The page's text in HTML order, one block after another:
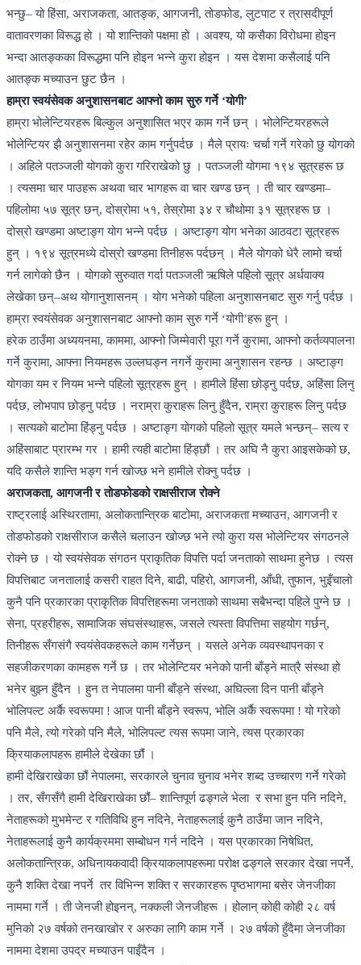
भन्छु– यो हिंसा, अराजकता, आतङ्क, आगजनी, तोडफोड, लुटपाट र त्रासदीपूर्ण
वातावरणका विरूद्ध हो । यो शान्तिको पक्षमा हो । अवश्य, यो कसैका विरोधमा होइन
भन्दा आतङ्कका विरूद्धमा पनि होइन भन्ने कुरा होइन । यस देशमा कसैलाई पनि
आतङ्क मच्याउन छुट छैन ।
हाम्रा स्वयंसेवक अनुशासनबाट आफ्नो काम सुरु गर्ने ‘योगी’
हाम्रा भोलेन्टियरहरू बिल्कुल अनुशासित भएर काम गर्ने छन् । भोलेन्टियरहरूले
भोलेन्टियर झै अनुशासनमा रहेर काम गर्नुपर्दछ । मैले प्रायः चर्चा गर्ने गरेको छु योगको
। अहिले पतञ्जली योगको कुरा गरिराखेको छु । पतञ्जली योगमा १९४ सूत्रहरू छ
। त्यसमा चार पाउहरू अथवा चार भागहरू वा चार खण्ड छन् । ती चार खण्डमा–
पहिलोमा ५७ सूत्र छन्, दोस्रोमा ५१, तेस्रोमा ३४ र चौथोमा ३१ सूत्रहरू छ ।
दोस्रो खण्डमा अष्टाङ्ग योग भन्ने पर्दछ । अष्टाङ्ग योग भनेका आठवटा सूत्रहरू
हुन् । १९४ सूत्रमध्ये दोस्रो खण्डमा तिनीहरू पर्दछन् । मैले योगको धेरै लामो चर्चा
गर्न लागेको छैन । योगको सुरुवात गर्दा पतञ्जली ऋषिले पहिलो सूत्र अर्धवाक्य
लेखेका छन्–अथ योगानुशासनम् । योग भनेको पहिला अनुशासनबाट सुरु गर्नु पर्दछ ।
हाम्रा स्वयंसेवक अनुशासनबाट आफ्नो काम सुरु गर्ने ‘योगी’हरू हुन् ।
हरेक ठाउँमा अध्ययनमा, काममा, आफ्नो जिम्मेवारी पूरा गर्ने कुरामा, आफ्नो कर्तव्यपालना
गर्ने कुरामा, आफ्ना नियमहरू उल्लघङ्न नगर्ने कुरामा अनुशासन रहन्छ । अष्टाङ्ग
योगका यम र नियम भन्ने पहिलो सूत्रहरू हुन् । हामीले हिंसा छोड्नु पर्दछ, अहिंसा लिनु
पर्दछ, लोभपाप छोड्नु पर्दछ । नराम्रा कुराहरू लिनु हुँदैन, राम्रा कुराहरू लिनु पर्दछ
। सत्यको बाटोमा हिंड्नु पर्दछ । अष्टाङ्ग योगको पहिलो सूत्र यमले भन्छन्– सत्य र
अहिंसाबाट प्रारम्भ गर । हामी त्यही बाटोमा हिंड्छौं । तर अघि नै कुरा आइसकेको छ,
यदि कसैले शान्ति भङ्ग गर्न खोज्छ भने हामीले रोक्नु पर्दछ ।
अराजकता, आगजनी र तोडफोडको राक्षसीराज रोक्ने
राष्ट्रलाई अस्थिरतामा, अलोकतान्त्रिक बाटोमा, अराजकता मच्याउन, आगजनी र
तोडफोडको राक्षसीराज कसैले चलाउन खोज्छ भने त्यो कुरा यस भोलेन्टियर संगठनले
रोक्ने छ । यो स्वयंसेवक संगठन प्राकृतिक विपत्ति पर्दा जनताको साथमा हुनेछ । त्यस
विपत्तिबाट जनतालाई कसरी राहत दिने, बाढी, पहिरो, आगजनी, आँधी, तुफान, भुइँचालो
कुनै पनि प्रकारका प्राकृतिक विपत्तिहरूमा जनताको साथमा सबैभन्दा पहिले पुग्ने छ ।
सेना, प्रहरीहरू, सामाजिक संघसंस्थाहरू, जसले त्यस्ता विपत्तिमा सहयोग गर्छन्,
तिनीहरू सँगसंगै स्वयंसेवकहरूले काम गर्नेछन् । यसले अनेक व्यवस्थापनका र
सहजीकरणका कामहरू गर्ने छ । तर भोलेन्टियर भनेको पानी बाँड्ने मात्रै संस्था हो
भनेर बुझ्न हुँदैन । हुन त नेपालमा पानी बाँड्ने संस्था, अघिल्ला दिन पानी बाँड्ने
भोलिपल्ट अर्कै स्वरूपमा ! आज पानी बाँड्ने स्वरूप, भोलि अर्कै स्वरूपमा ! यो गरेको
पनि मैले, त्यो गरेको पनि मैले, भोलिपल्ट त्यस रूपमा जाने, त्यस प्रकारका
क्रियाकलापहरू हामीले देखेका छौंं ।
हामी देखिराखेका छौं नेपालमा, सरकारले चुनाव चुनाव भनेर शब्द उच्चारण गर्ने गरेको
। तर, सँगसँगै हामी देखिराखेका छौंं– शान्तिपूर्ण ढङ्गले भेला र सभा हुन पनि नदिने,
नेताहरूको मुभमेन्ट र गतिविधि हुन नदिने, नेताहरूलाई कुनै ठाउँमा जान नदिने,
नेताहरूलाई कुनै कार्यक्रममा सम्बोधन गर्न नदिने । यस प्रकारका निषेधित,
अलोकतान्त्रिक, अधिनायकवादी क्रियाकलापहरूमा परोक्ष ढङ्गले सरकार देखा नपर्ने,
कुनै शक्ति देखा नपर्ने तर विभिन्न शक्ति र सरकारहरू पृष्ठभागमा बसेर जेनजीका
नाममा गर्ने । ती जेनजी होइनन्, नक्कली जेनजीहरू । होलान् कोही कोही २८ वर्ष
मुनिको २७ वर्षको तनखाखोर र अरुका लागि काम गर्ने । २७ वर्षको हुँदैमा जेनजीका
नाममा देशमा उपद्र मच्याउन पाइँदैन ।